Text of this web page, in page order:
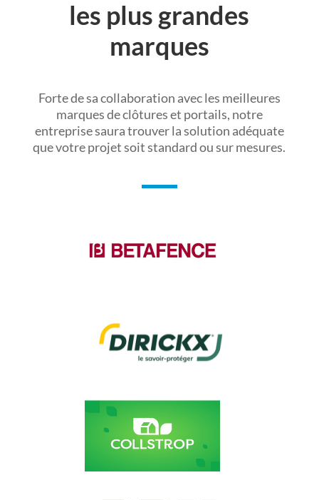
les plus grandes
marques
Forte de sa collaboration avec les meilleures
marques de clôtures et portails, notre
entreprise saura trouver la solution adéquate
que votre projet soit standard ou sur mesures.